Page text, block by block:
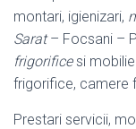
montari, igienizari,
Sarat– Focsani –
frigorificesi
frigorifice, camere
Prestari servicii,